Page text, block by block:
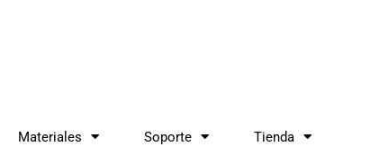
Materiales Soporte Tienda